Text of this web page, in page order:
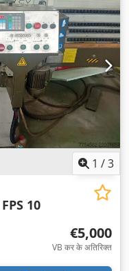
1 /3
FPS 10
€5,000
VB कर के अतिरिक्त